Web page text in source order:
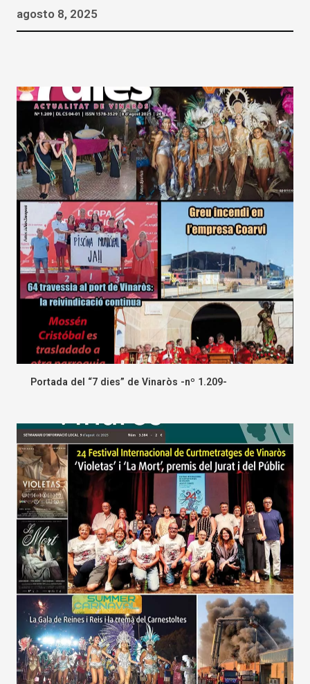
agosto 8, 2025
Portada del “7 dies” de Vinaròs -nº 1.209-